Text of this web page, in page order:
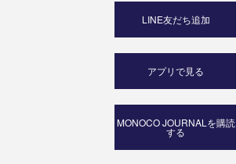
アロマディフューザー本体は「
りから、好きな組み合わせをセットに
LINE友だち追加
アプリで見る
MONOCO JOURNALを購読
する